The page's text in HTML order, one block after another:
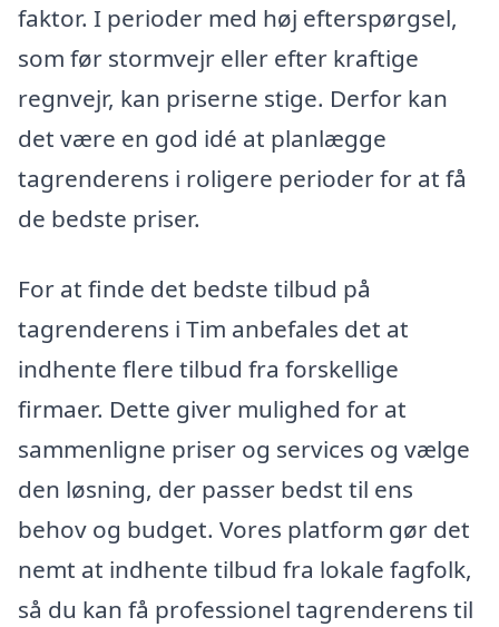
faktor. I perioder med høj efterspørgsel,
som før stormvejr eller efter kraftige
regnvejr, kan priserne stige. Derfor kan
det være en god idé at planlægge
tagrenderens i roligere perioder for at få
de bedste priser.
For at finde det bedste tilbud på
tagrenderens i Tim anbefales det at
indhente flere tilbud fra forskellige
firmaer. Dette giver mulighed for at
sammenligne priser og services og vælge
den løsning, der passer bedst til ens
behov og budget. Vores platform gør det
nemt at indhente tilbud fra lokale fagfolk,
så du kan få professionel tagrenderens til